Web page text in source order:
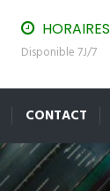
HORAIRES
Disponible 7J/7
CONTACT